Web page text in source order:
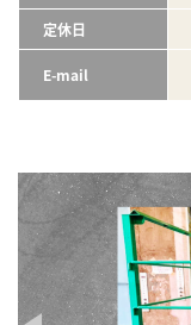
定休日
E-mail